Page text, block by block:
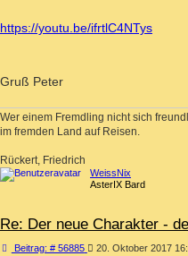
https://youtu.be/ifrtlC4NTys
Gruß Peter
Wer einem Fremdling nicht sich
im fremden Land auf Reisen.
Rückert, Friedrich
WeissNix
AsterIX Bard
Re: Der neue Charakter -
Beitrag: # 56885Beitrag
20. Oktober 2017